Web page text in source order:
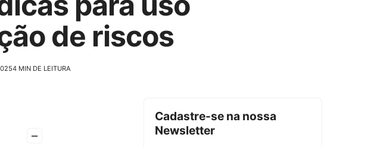
de riscos
4 MIN DE LEITURA
–
Cadastre-se na nossa
Newsletter